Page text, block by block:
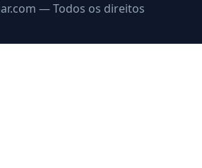
— Todos os direitos